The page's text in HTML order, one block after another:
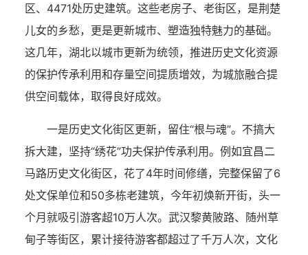
区、4471处历史建筑。这些老房子、老街区，是荆楚
儿女的乡愁，更是更新城市、塑造独特魅力的基础。
这几年，湖北以城市更新为统领，推进历史文化资源
的保护传承利用和存量空间提质增效，为城旅融合提
供空间载体，取得良好成效。
一是历史文化街区更新，留住“根与魂”。不搞大
拆大建，坚持“绣花”功夫保护传承利用。例如宜昌二
马路历史文化街区，花了4年时间修缮，完整保留了6
处文保单位和50多栋老建筑，今年初焕新开街，头一
个月就吸引游客超10万人次。武汉黎黄陂路、随州草
甸子等街区，累计接待游客都超过了千万人次，文化